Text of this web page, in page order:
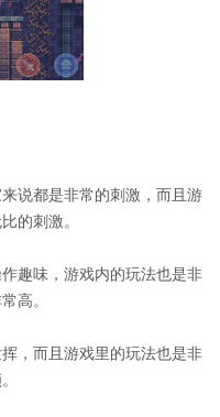
说都是非常的刺激，而且游
的刺激。
趣味，游戏内的玩法也是非
高。
，而且游戏里的玩法也是非